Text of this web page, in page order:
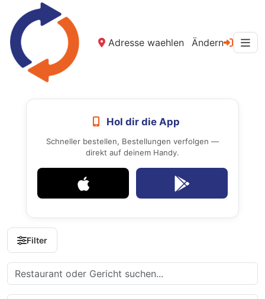
Adresse waehlen Ändern
Hol dir die App
Schneller bestellen, Bestellungen verfolgen —
direkt auf deinem Handy.
Filter